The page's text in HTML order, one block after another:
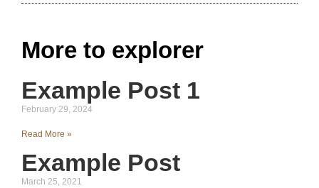
More to explorer
Example Post 1
February 29, 2024
Read More »
Example Post
March 25, 2021